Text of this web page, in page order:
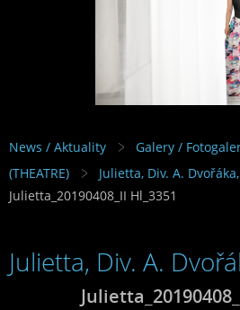
News / Aktuality Galery /
(THEATRE)
Julietta, Div. A.
Julietta_20190408_II Hl_3351
Julietta, Div. A.